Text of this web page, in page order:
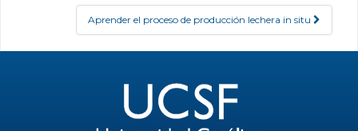
Aprender el proceso de producción lechera in situ